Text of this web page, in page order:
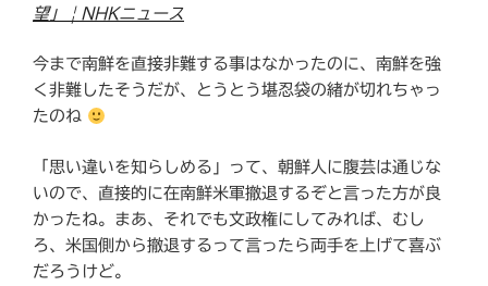
望」 | NHKニュース
今まで南鮮を直接非難する事はなかったのに、南鮮を強
く非難したそうだが、とうとう堪忍袋の緖が切れちゃっ
たのね
「思い違いを知らしめる」って、朝鮮人に腹芸は通じな
いので、直接的に在南鮮米軍撤退するぞと言った方が良
かったね。まあ、それでも文政権にしてみれば、むし
ろ、米国側から撤退するって言ったら両手を上げて喜ぶ
だろうけど。